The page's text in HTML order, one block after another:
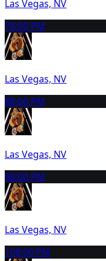
Las Vegas, NV
78:00 PM
Las Vegas, NV
88:00 PM
Las Vegas, NV
98:00 PM
Las Vegas, NV
108:00 PM